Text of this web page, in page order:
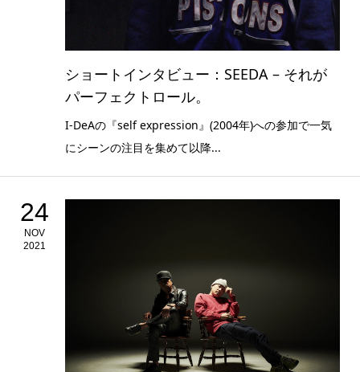
ショートインタビュー：SEEDA – それが
パーフェクトロール。
I-DeAの『self expression』(2004年)への参加で一気
にシーンの注目を集めて以降...
24
NOV
2021